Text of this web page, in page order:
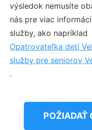
výsledok nemusíte
nás pre viac
služby, ako napríklad
Opatrovateľka detí
služby pre seniorov
.
POŽIADAŤ